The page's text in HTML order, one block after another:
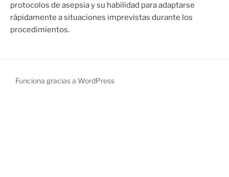
protocolos de asepsia y su habilidad para adaptarse
rápidamente a situaciones imprevistas durante los
procedimientos.
Funciona gracias a WordPress